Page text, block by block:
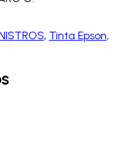
, Tinta Epson,